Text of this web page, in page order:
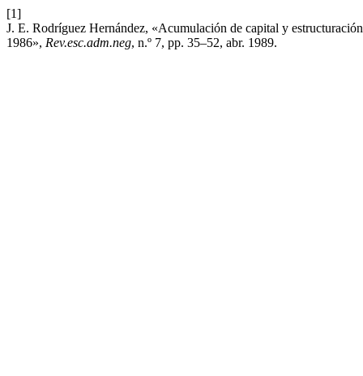
[1]
J. E. Rodríguez Hernández, «Acumulación de capital y
1986», Rev.esc.adm.neg, n.º 7, pp. 35–52, abr. 1989.